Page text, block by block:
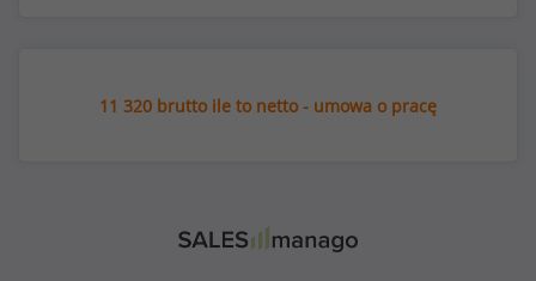
11 320 brutto ile to netto - umowa o pracę